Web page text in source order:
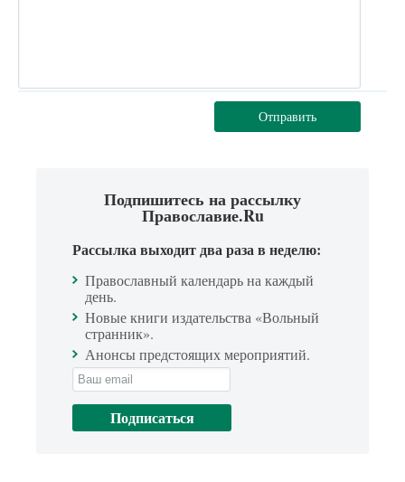
Отправить
Подпишитесь на рассылку
Православие.Ru
Рассылка выходит два раза в неделю:
Православный календарь на каждый
день.
Новые книги издательства «Вольный
странник».
Анонсы предстоящих мероприятий.